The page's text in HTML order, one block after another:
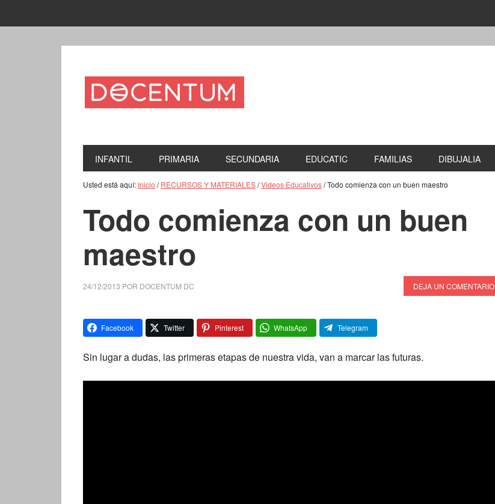
INFANTIL PRIMARIA SECUNDARIA EDUCATIC FAMILIAS DIBUJALIA
Usted está aquí: Inicio / RECURSOS Y MATERIALES/Videos Educativos/Todo comienza con un buen maestro
Todo comienza con un buen
maestro
24/12/2013 POR DOCENTUM DC DEJA UN COMENTARIO
Facebook Twitter Pinterest WhatsApp Telegram
Sin lugar a dudas, las primeras etapas de nuestra vida, van a marcar las futuras.